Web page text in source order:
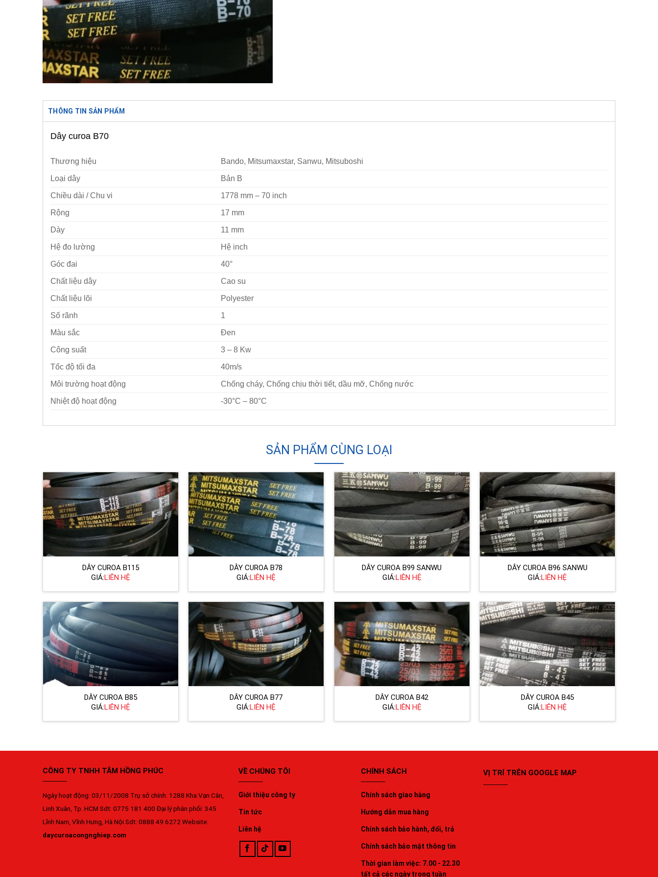
THÔNG TIN SẢN PHẨM
Dây curoa B70
Thương hiệu Bando, Mitsumaxstar, Sanwu, Mitsuboshi
Loại dây Bản B
Chiều dài / Chu vi 1778 mm – 70 inch
Rộng 17 mm
Dày 11 mm
Hệ đo lường Hệ inch
Góc đai 40°
Chất liệu dây Cao su
Chất liệu lõi Polyester
Số rãnh 1
Màu sắc Đen
Công suất 3 – 8 Kw
Tốc độ tối đa 40m/s
Môi trường hoạt động Chống cháy, Chống chịu thời tiết, dầu mỡ, Chống nước
Nhiệt độ hoạt động -30°C – 80°C
SẢN PHẨM CÙNG LOẠI
DÂY CUROA B115
GIÁ:LIÊN HỆ
DÂY CUROA B78
GIÁ:LIÊN HỆ
DÂY CUROA B99 SANWU
GIÁ:LIÊN HỆ
DÂY CUROA B96 SANWU
GIÁ:LIÊN HỆ
DÂY CUROA B85
GIÁ:LIÊN HỆ
DÂY CUROA B77
GIÁ:LIÊN HỆ
DÂY CUROA B42
GIÁ:LIÊN HỆ
DÂY CUROA B45
GIÁ:LIÊN HỆ
CÔNG TY TNHH TÂM HỒNG PHÚC
Ngày hoạt động: 03/11/2008 Trụ sở chính: 1288 Kha Vạn Cân,
Linh Xuân, Tp. HCM Sdt: 0775 181 400 Đại lý phân phối: 345
Lĩnh Nam, Vĩnh Hưng, Hà Nội Sdt: 0888 49 6272 Website:
daycuroacongnghiep.com
VỀ CHÚNG TÔI
Giới thiệu công ty
Tin tức
Liên hệ
CHÍNH SÁCH
Chính sách giao hàng
Hướng dẫn mua hàng
Chính sách bảo hành, đổi, trả
Chính sách bảo mật thông tin
Thời gian làm việc: 7.00 - 22.30
tất cả các ngày trong tuần
VỊ TRÍ TRÊN GOOGLE MAP